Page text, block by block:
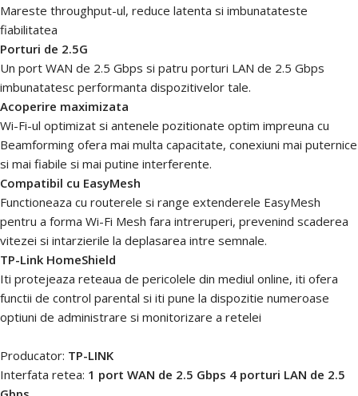
Mareste throughput-ul, reduce latenta si imbunatateste
fiabilitatea
Porturi de 2.5G
Un port WAN de 2.5 Gbps si patru porturi LAN de 2.5 Gbps
imbunatatesc performanta dispozitivelor tale.
Acoperire maximizata
Wi-Fi-ul optimizat si antenele pozitionate optim impreuna cu
Beamforming ofera mai multa capacitate, conexiuni mai puternice
si mai fiabile si mai putine interferente.
Compatibil cu EasyMesh
Functioneaza cu routerele si range extenderele EasyMesh
pentru a forma Wi-Fi Mesh fara intreruperi, prevenind scaderea
vitezei si intarzierile la deplasarea intre semnale.
TP-Link HomeShield
Iti protejeaza reteaua de pericolele din mediul online, iti ofera
functii de control parental si iti pune la dispozitie numeroase
optiuni de administrare si monitorizare a retelei
Producator: TP-LINK
Interfata retea: 1 port WAN de 2.5 Gbps 4 porturi LAN de 2.5